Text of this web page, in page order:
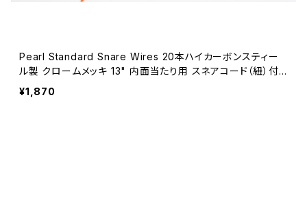
Pearl Standard Snare Wires 20本ハイカーボンスティー
ル製 クロームメッキ 13" 内面当たり用 スネアコード（紐）付き
S-029N
¥1,870